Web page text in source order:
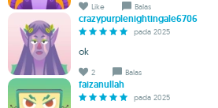
Like Balas
crazypurplenightingale6706
pada 2025
ok
2 Balas
faizanullah
pada 2025